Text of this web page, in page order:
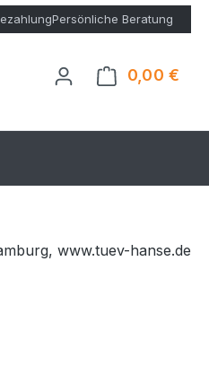
Persönliche Beratung
0,00 €
www.tuev-hanse.de